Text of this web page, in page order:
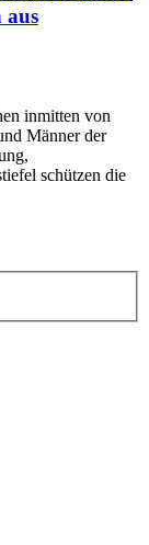
aus
inmitten von
Männer der
schützen die